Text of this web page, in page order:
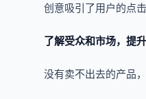
创意吸引了用户的点
了解受众和市场，提
没有卖不出去的产品